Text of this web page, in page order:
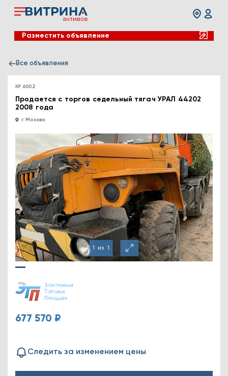
Разместить объявление
Все объявления
№ 6002
Продается с торгов седельный тягач УРАЛ 44202
2008 года
г. Москва
1 из1
677 570 ₽
Следить за изменением цены